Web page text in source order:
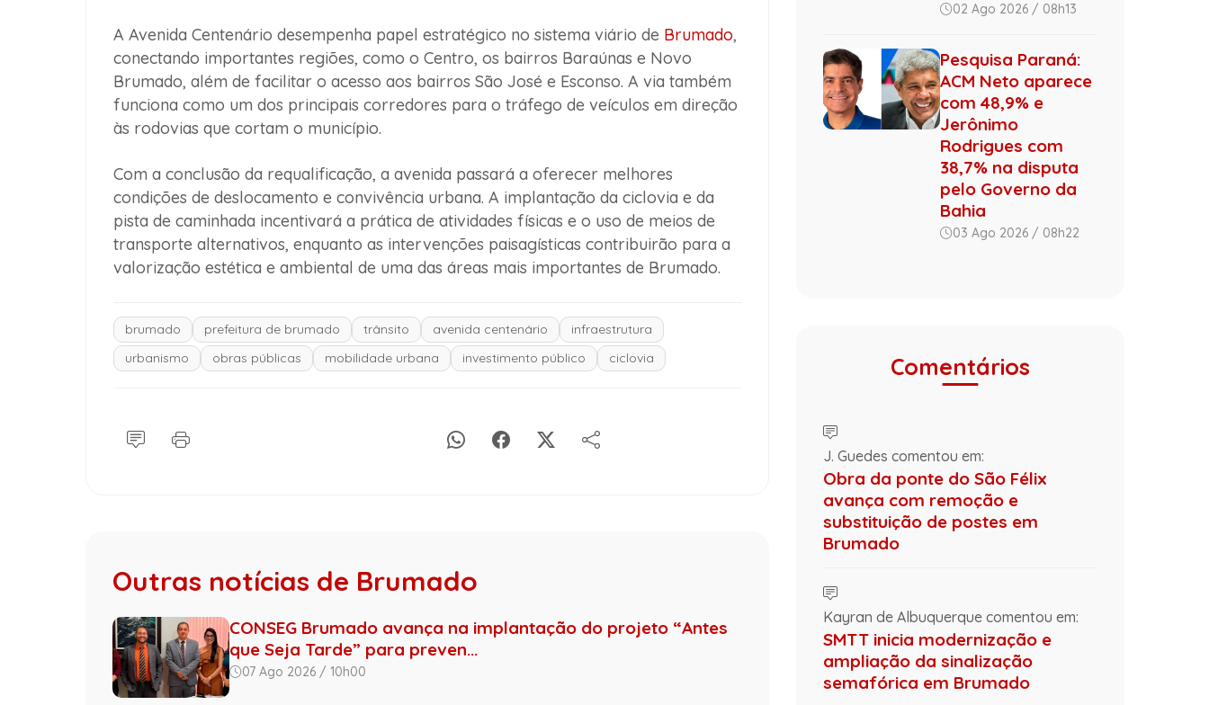
A Avenida Centenário desempenha papel estratégico no sistema viário de Brumado,
conectando importantes regiões, como o Centro, os bairros Baraúnas e Novo
Brumado, além de facilitar o acesso aos bairros São José e Esconso. A via também
funciona como um dos principais corredores para o tráfego de veículos em direção
às rodovias que cortam o município.
Com a conclusão da requalificação, a avenida passará a oferecer melhores
condições de deslocamento e convivência urbana. A implantação da ciclovia e da
pista de caminhada incentivará a prática de atividades físicas e o uso de meios de
transporte alternativos, enquanto as intervenções paisagísticas contribuirão para a
valorização estética e ambiental de uma das áreas mais importantes de Brumado.
brumado prefeitura de brumado trânsito avenida centenário
infraestrutura
urbanismo
obras públicas mobilidade urbana investimento público ciclovia
Outras notícias de Brumado
CONSEG Brumado avança na implantação do projeto “Antes
que Seja Tarde” para preven...
07 Ago 2026 / 10h00
02 Ago 2026 / 08h13
Pesquisa Paraná:
ACM Neto aparece
com 48,9% e
Jerônimo
Rodrigues com
38,7% na disputa
pelo Governo da
Bahia
03 Ago 2026 / 08h22
Comentários
J. Guedes comentou em:
Obra da ponte do São Félix
avança com remoção e
substituição de postes em
Brumado
Kayran de Albuquerque comentou em:
SMTT inicia modernização e
ampliação da sinalização
semafórica em Brumado